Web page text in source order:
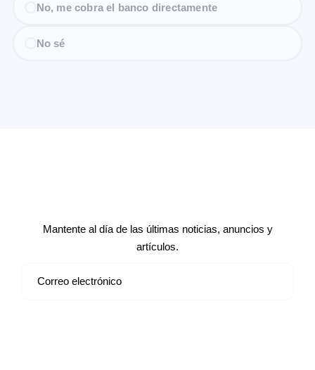
No, me cobra el banco directamente
No sé
Mantente al día de las últimas noticias, anuncios y
artículos.